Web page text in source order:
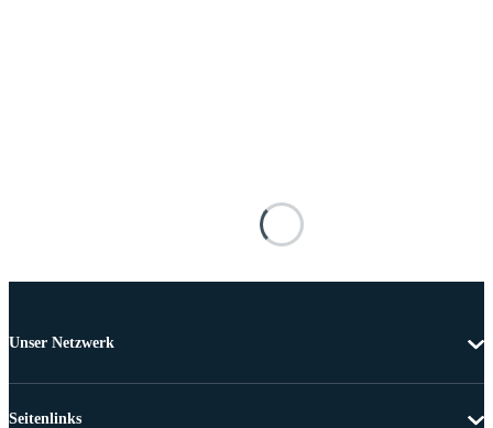
Unser Netzwerk
Seitenlinks